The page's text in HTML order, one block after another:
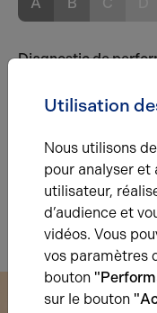
Diagnostic de
Indice d'émission
Diagnostic GES en
Utilisation
Nous utilisons
pour analyser
utilisateur,
d’audience et
vidéos. Vous
vos paramètres
bouton
sur le bouton